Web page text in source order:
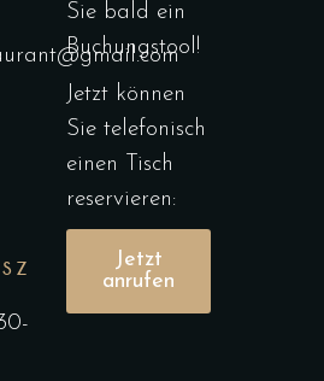
Sie bald ein
Buchungstool!
Jetzt können
Sie telefonisch
einen Tisch
reservieren:
Jetzt
anrufen